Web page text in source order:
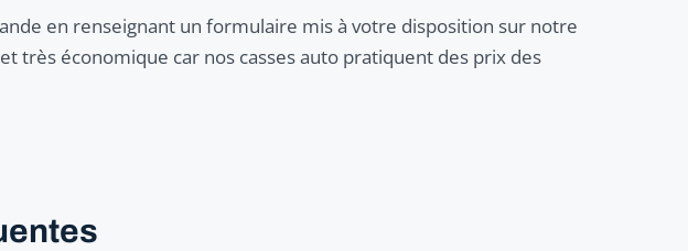
en renseignant un formulaire mis à votre disposition sur notre
très économique car nos casses auto pratiquent des prix des